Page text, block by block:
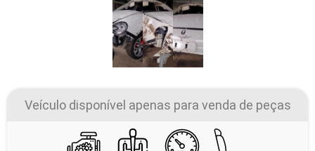
Veículo disponível apenas para venda de peças